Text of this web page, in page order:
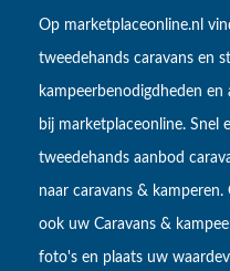
Op marketplaceonline.nl
tweedehands caravans en
kampeerbenodigdheden
bij marketplaceonline. Snel
tweedehands aanbod
naar caravans &
ook uw Caravans &
foto's en plaats uw